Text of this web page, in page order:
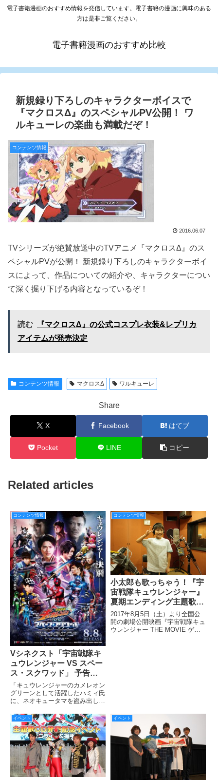
電子書籍漫画のおすすめ情報を発信しています。電子書籍の漫画に興味のある
方は是非ご覧ください。
電子書籍漫画のおすすめ比較
新規録り下ろしのキャラクターボイスで
『マクロスΔ』のスペシャルPV公開！ ワ
ルキューレの楽曲も満載だぞ！
コンテンツ情報
2016.06.07
TVシリーズが絶賛放送中のTVアニメ『マクロスΔ』のス
ペシャルPVが公開！ 新規録り下ろしのキャラクターボイ
スによって、作品についての紹介や、キャラクターについ
て深く掘り下げる内容となっているぞ！
読む
『マクロスΔ』の公式コスプレ衣装&レプリカ
アイテムが発売決定
コンテンツ情報 マクロスΔ ワルキューレ
Share
X Facebook はてブ
Pocket LINE コピー
Related articles
コンテンツ情報
Vシネクスト「宇宙戦隊キ
ュウレンジャー VS スペー
ス・スクワッド」 予告編
第2弾を公開!! キュウレン
ジャーが激しく刃を交え合
う！さらに“ヴィランズ”続
報も！？
「キュウレンジャーのカメレオン
グリーンとして活躍したハミィ氏
に、ネオキュータマを盗み出した
ニュースで幕を切る、シネクスト
「宇宙戦隊キュウレンジャーVS
スペース・スクワッド」の劇中映
像がふんだん
コンテンツ情報
小太郎も歌っちゃう！『宇
宙戦隊キュウレンジャー』
夏期エンディング主題歌
「キュータマ音頭!」シン
グルCDが8/2（水）発売決
定!
2017年8月5日（土）より全国公
開の劇場公開映画『宇宙戦隊キュ
ウレンジャー THE MOVIE ゲー
イベント イベント